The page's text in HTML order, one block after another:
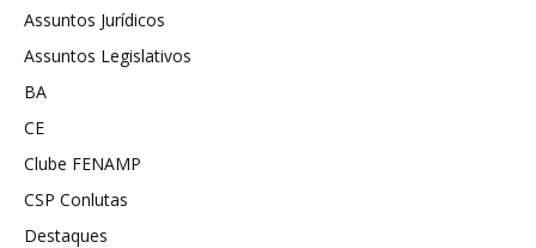
Assuntos Jurídicos
Assuntos Legislativos
BA
CE
Clube FENAMP
CSP Conlutas
Destaques